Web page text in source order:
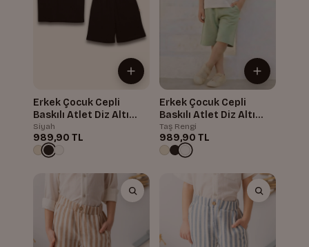
Erkek Çocuk Cepli
Baskılı Atlet Diz Altı
Şort Takım
Siyah
989,90 TL
Erkek Çocuk Cepli
Baskılı Atlet Diz Altı
Şort Takım
Taş Rengi
989,90 TL